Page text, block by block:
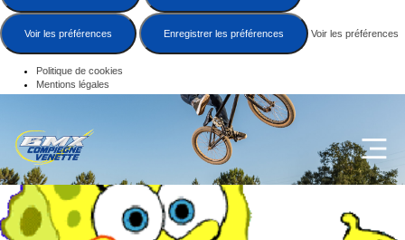
Voir les préférences Enregistrer les préférences Voir les préférences
Politique de cookies
Mentions légales